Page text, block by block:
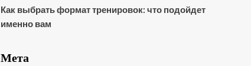
Как выбрать формат тренировок: что подойдет
именно вам
Мета